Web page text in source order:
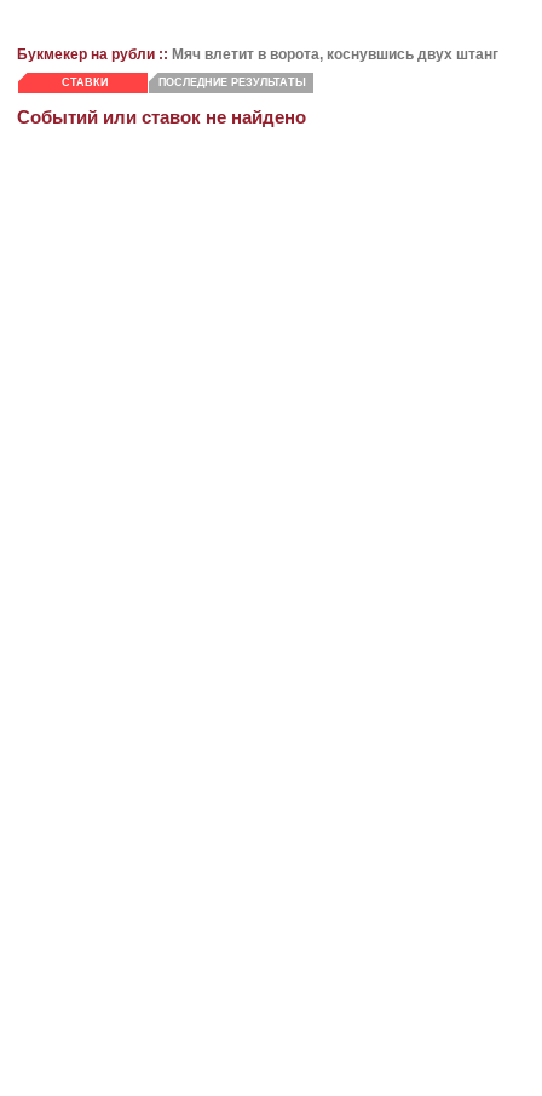
Букмекер на рубли :: Мяч влетит в ворота, коснувшись двух штанг
СТАВКИ ПОСЛЕДНИЕ РЕЗУЛЬТАТЫ
Событий или ставок не найдено